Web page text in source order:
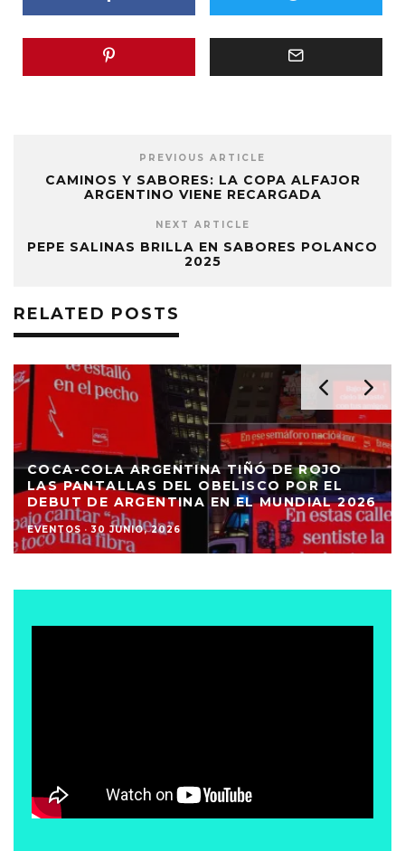
PREVIOUS ARTICLE
CAMINOS Y SABORES: LA COPA ALFAJOR
ARGENTINO VIENE RECARGADA
NEXT ARTICLE
PEPE SALINAS BRILLA EN SABORES POLANCO
2025
RELATED POSTS
COCA-COLA ARGENTINA TIÑÓ DE ROJO
LAS PANTALLAS DEL OBELISCO POR EL
DEBUT DE ARGENTINA EN EL MUNDIAL 2026
EVENTOS · 30 JUNIO, 2026